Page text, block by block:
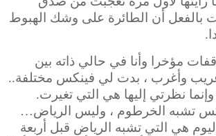
أن الطائرة على وشك الهبوط
مؤخرا وأنا في حالي ذاته بين
وأغرب ، بدت لي فينكس مختلفة..
وإنما نظرتي إليها هي التي تغيرت.
تشبه الخرطوم ، وليس الرياض…
هي التي تشبه الرياض قبل أربعة